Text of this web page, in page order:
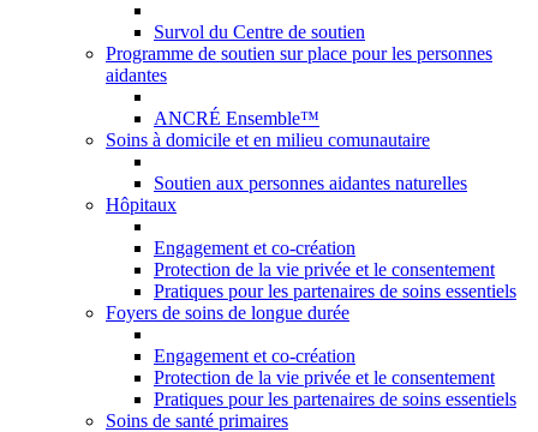
Survol du Centre de soutien
Programme de soutien sur place pour les personnes
aidantes
ANCRÉ Ensemble™
Soins à domicile et en milieu comunautaire
Soutien aux personnes aidantes naturelles
Hôpitaux
Engagement et co-création
Protection de la vie privée et le consentement
Pratiques pour les partenaires de soins essentiels
Foyers de soins de longue durée
Engagement et co-création
Protection de la vie privée et le consentement
Pratiques pour les partenaires de soins essentiels
Soins de santé primaires